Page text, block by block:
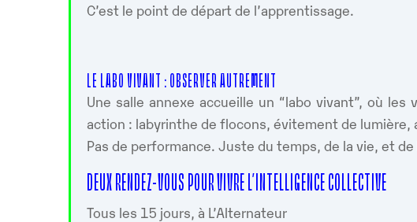
C’est le point de départ de l’apprentissage.
LE LABO VIVANT : OBSERVER AUTREMENT
Une salle annexe accueille un “labo vivant”, où
action : labyrinthe de flocons, évitement de
Pas de performance. Juste du temps, de la vie, et
DEUX RENDEZ-VOUS POUR VIVRE L’INTELLIGENCE COLLECTIVE
Tous les 15 jours, à L’Alternateur